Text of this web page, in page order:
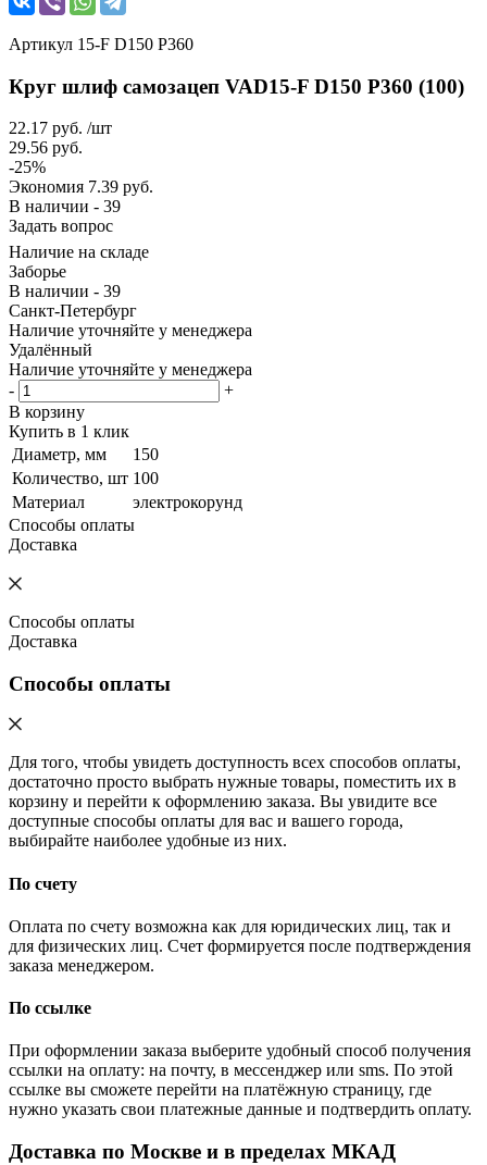
Артикул 15-F D150 P360
Круг шлиф самозацеп VAD15-F D150 P360 (100)
22.17 руб. /шт
29.56 руб.
-25%
Экономия 7.39 руб.
В наличии - 39
Задать вопрос
Наличие на складе
Заборье
В наличии - 39
Санкт-Петербург
Наличие уточняйте у менеджера
Удалённый
Наличие уточняйте у менеджера
-
+
В корзину
Купить в 1 клик
Диаметр, мм
150
Количество, шт 100
Материал
электрокорунд
Способы оплаты
Доставка
Способы оплаты
Доставка
Способы оплаты
Для того, чтобы увидеть доступность всех способов оплаты,
достаточно просто выбрать нужные товары, поместить их в
корзину и перейти к оформлению заказа. Вы увидите все
доступные способы оплаты для вас и вашего города,
выбирайте наиболее удобные из них.
По счету
Оплата по счету возможна как для юридических лиц, так и
для физических лиц. Счет формируется после подтверждения
заказа менеджером.
По ссылке
При оформлении заказа выберите удобный способ получения
ссылки на оплату: на почту, в мессенджер или sms. По этой
ссылке вы сможете перейти на платёжную страницу, где
нужно указать свои платежные данные и подтвердить оплату.
Доставка по Москве и в пределах МКАД